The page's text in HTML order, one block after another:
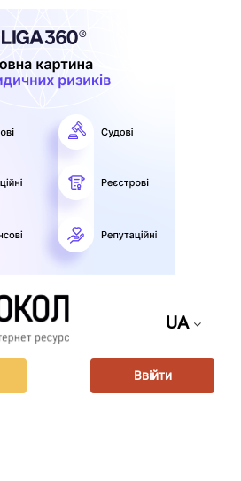
UA
Ввійти